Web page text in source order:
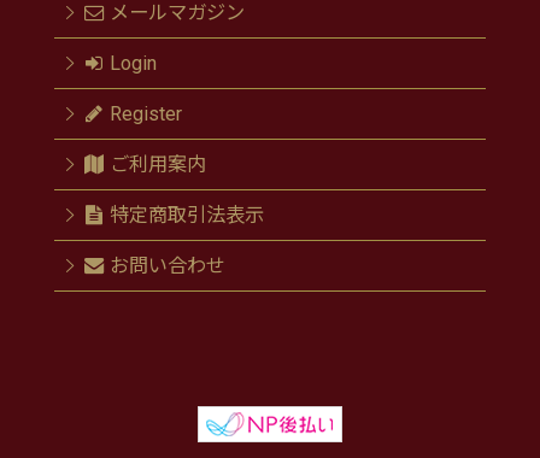
メールマガジン
Login
Register
ご利用案内
特定商取引法表示
お問い合わせ